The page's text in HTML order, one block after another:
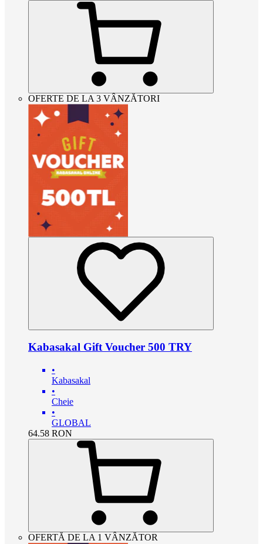
OFERTE DE LA 3 VÂNZĂTORI
Kabasakal Gift Voucher 500 TRY
•
Kabasakal
•
Cheie
•
GLOBAL
64.58 RON
OFERTĂ DE LA 1 VÂNZĂTOR